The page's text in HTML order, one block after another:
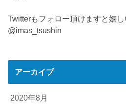
Twitterもフォロー頂けますと嬉し
@imas_tsushin
アーカイブ
2020年8月